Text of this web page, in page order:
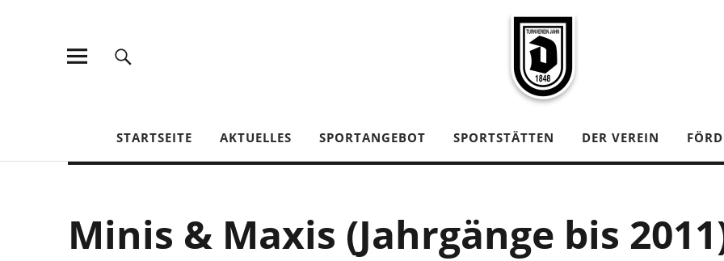
STARTSEITE AKTUELLES SPORTANGEBOT SPORTSTÄTTEN DER VEREIN
Minis & Maxis (Jahrgänge bis